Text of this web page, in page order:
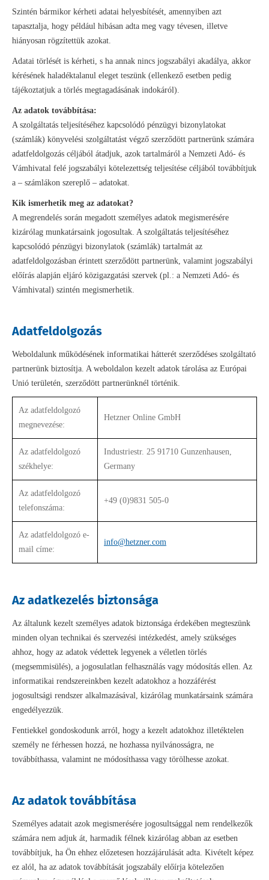
Szintén bármikor kérheti adatai helyesbítését, amennyiben azt
tapasztalja, hogy például hibásan adta meg vagy tévesen, illetve
hiányosan rögzítettük azokat.
Adatai törlését is kérheti, s ha annak nincs jogszabályi akadálya, akkor
kérésének haladéktalanul eleget teszünk (ellenkező esetben pedig
tájékoztatjuk a törlés megtagadásának indokáról).
Az adatok továbbítása:
A szolgáltatás teljesítéséhez kapcsolódó pénzügyi bizonylatokat
(számlák) könyvelési szolgáltatást végző szerződött partnerünk számára
adatfeldolgozás céljából átadjuk, azok tartalmáról a Nemzeti Adó- és
Vámhivatal felé jogszabályi kötelezettség teljesítése céljából továbbítjuk
a – számlákon szereplő – adatokat.
Kik ismerhetik meg az adatokat?
A megrendelés során megadott személyes adatok megismerésére
kizárólag munkatársaink jogosultak. A szolgáltatás teljesítéséhez
kapcsolódó pénzügyi bizonylatok (számlák) tartalmát az
adatfeldolgozásban érintett szerződött partnerünk, valamint jogszabályi
előírás alapján eljáró közigazgatási szervek (pl.: a Nemzeti Adó- és
Vámhivatal) szintén megismerhetik.
Adatfeldolgozás
Weboldalunk működésének informatikai hátterét szerződéses szolgáltató
partnerünk biztosítja. A weboldalon kezelt adatok tárolása az Európai
Unió területén, szerződött partnerünknél történik.
Az adatfeldolgozó
megnevezése:
Hetzner Online GmbH
Az adatfeldolgozó
székhelye:
Industriestr. 25 91710 Gunzenhausen,
Germany
Az adatfeldolgozó
telefonszáma:
+49 (0)9831 505-0
Az adatfeldolgozó e-
mail címe:
info@hetzner.com
Az adatkezelés biztonsága
Az általunk kezelt személyes adatok biztonsága érdekében megteszünk
minden olyan technikai és szervezési intézkedést, amely szükséges
ahhoz, hogy az adatok védettek legyenek a véletlen törlés
(megsemmisülés), a jogosulatlan felhasználás vagy módosítás ellen. Az
informatikai rendszereinkben kezelt adatokhoz a hozzáférést
jogosultsági rendszer alkalmazásával, kizárólag munkatársaink számára
engedélyezzük.
Fentiekkel gondoskodunk arról, hogy a kezelt adatokhoz illetéktelen
személy ne férhessen hozzá, ne hozhassa nyilvánosságra, ne
továbbíthassa, valamint ne módosíthassa vagy törölhesse azokat.
Az adatok továbbítása
Személyes adatait azok megismerésére jogosultsággal nem rendelkezők
számára nem adjuk át, harmadik félnek kizárólag abban az esetben
továbbítjuk, ha Ön ehhez előzetesen hozzájárulását adta. Kivételt képez
ez alól, ha az adatok továbbítását jogszabály előírja kötelezően